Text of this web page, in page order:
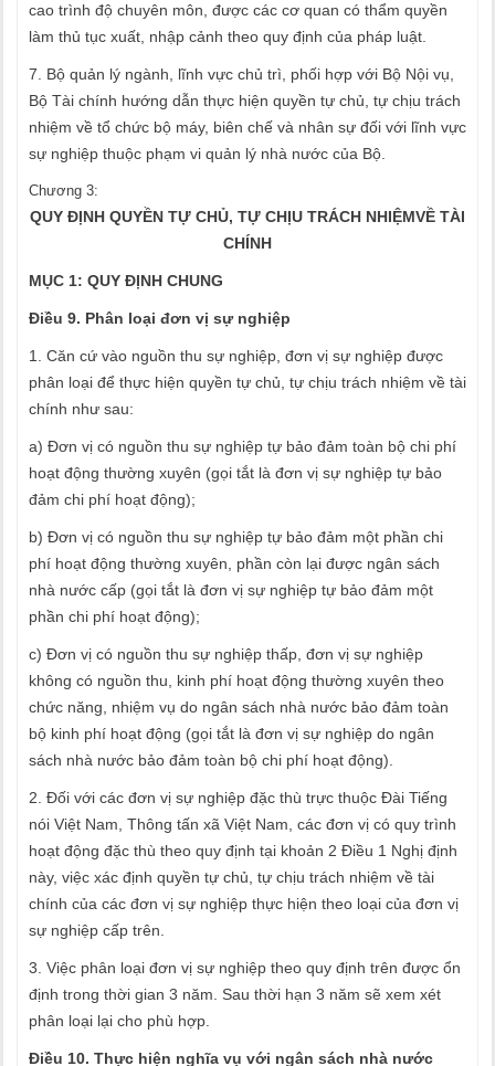
cao trình độ chuyên môn, được các cơ quan có thẩm quyền
làm thủ tục xuất, nhập cảnh theo quy định của pháp luật.
7. Bộ quản lý ngành, lĩnh vực chủ trì, phối hợp với Bộ Nội vụ,
Bộ Tài chính hướng dẫn thực hiện quyền tự chủ, tự chịu trách
nhiệm về tổ chức bộ máy, biên chế và nhân sự đối với lĩnh vực
sự nghiệp thuộc phạm vi quản lý nhà nước của Bộ.
Chương 3:
QUY ĐỊNH QUYỀN TỰ CHỦ, TỰ CHỊU TRÁCH NHIỆMVỀ TÀI
CHÍNH
MỤC 1: QUY ĐỊNH CHUNG
Điều 9. Phân loại đơn vị sự nghiệp
1. Căn cứ vào nguồn thu sự nghiệp, đơn vị sự nghiệp được
phân loại để thực hiện quyền tự chủ, tự chịu trách nhiệm về tài
chính như sau:
a) Đơn vị có nguồn thu sự nghiệp tự bảo đảm toàn bộ chi phí
hoạt động thường xuyên (gọi tắt là đơn vị sự nghiệp tự bảo
đảm chi phí hoạt động);
b) Đơn vị có nguồn thu sự nghiệp tự bảo đảm một phần chi
phí hoạt động thường xuyên, phần còn lại được ngân sách
nhà nước cấp (gọi tắt là đơn vị sự nghiệp tự bảo đảm một
phần chi phí hoạt động);
c) Đơn vị có nguồn thu sự nghiệp thấp, đơn vị sự nghiệp
không có nguồn thu, kinh phí hoạt động thường xuyên theo
chức năng, nhiệm vụ do ngân sách nhà nước bảo đảm toàn
bộ kinh phí hoạt động (gọi tắt là đơn vị sự nghiệp do ngân
sách nhà nước bảo đảm toàn bộ chi phí hoạt động).
2. Đối với các đơn vị sự nghiệp đặc thù trực thuộc Đài Tiếng
nói Việt Nam, Thông tấn xã Việt Nam, các đơn vị có quy trình
hoạt động đặc thù theo quy định tại khoản 2 Điều 1 Nghị định
này, việc xác định quyền tự chủ, tự chịu trách nhiệm về tài
chính của các đơn vị sự nghiệp thực hiện theo loại của đơn vị
sự nghiệp cấp trên.
3. Việc phân loại đơn vị sự nghiệp theo quy định trên được ổn
định trong thời gian 3 năm. Sau thời hạn 3 năm sẽ xem xét
phân loại lại cho phù hợp.
Điều 10. Thực hiện nghĩa vụ với ngân sách nhà nước